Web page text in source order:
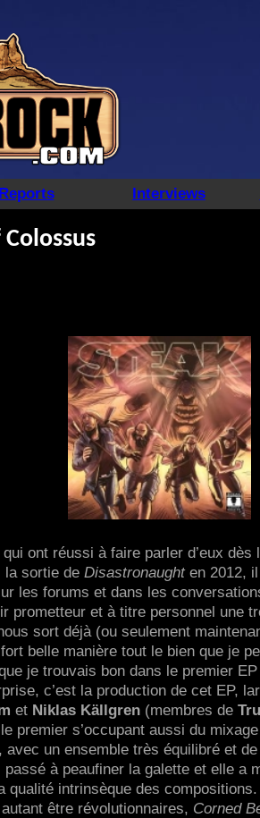
Interviews
ont réussi à faire parler d’eux
la sortie de Disastronaughten 2012, il
les forums et dans les
prometteur et à titre personnel une
sort déjà (ou seulement
belle manière tout le bien que je
je trouvais bon dans le premier
c’est la production de cet EP,
et Niklas Källgren (membres de
premier s’occupant aussi du
avec un ensemble très équilibré et
à peaufiner la galette et elle a
qualité intrinsèque des
être révolutionnaires, Corned